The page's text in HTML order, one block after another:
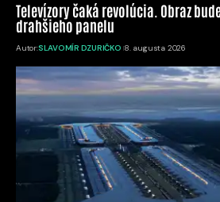
Televízory čaká revolúcia. Obraz
drahšieho panelu
Autor:SLAVOMÍR DZURIČKO 8. augusta 2026